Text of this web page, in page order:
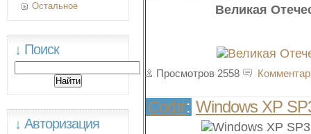
Великая
Просмотров 2558
Софт: Windows XP
Остальное
↓ Поиск
↓ Авторизация